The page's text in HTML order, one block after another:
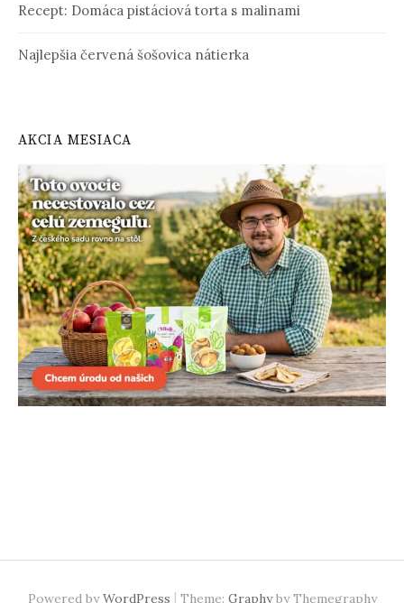
Recept: Domáca pistáciová torta s malinami
Najlepšia červená šošovica nátierka
AKCIA MESIACA
Powered byWordPress | Theme: Graphyby Themegraphy